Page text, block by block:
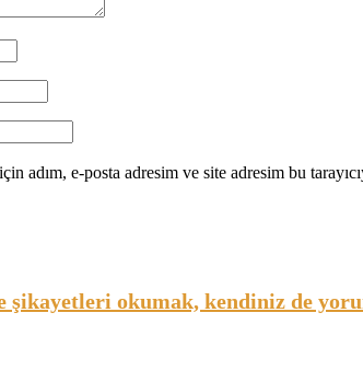
adım, e-posta adresim ve site adresim bu
şikayetleri okumak, kendiniz de